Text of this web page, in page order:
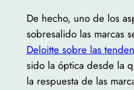
De hecho, uno de los
sobresalido las marcas
Deloitte sobre las
sido la óptica desde la
la respuesta de las